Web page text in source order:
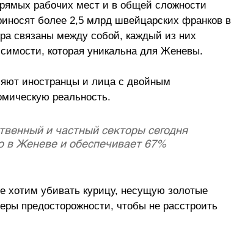
рабочих мест и в общей сложности
более 2,5 млрд швейцарских франков в
связаны между собой, каждый из них
которая уникальна для Женевы.
иностранцы и лица с двойным
реальность.
и частный секторы сегодня
в Женеве и обеспечивает 67%
хотим убивать курицу, несущую золотые
предосторожности, чтобы не расстроить